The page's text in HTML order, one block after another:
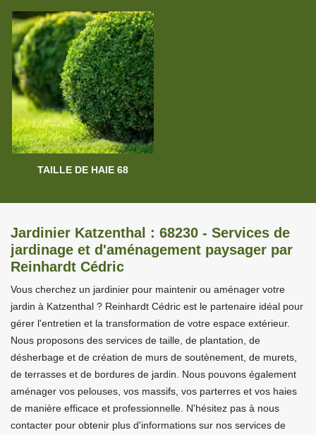
TAILLE DE HAIE 68
Jardinier Katzenthal : 68230 - Services de
jardinage et d'aménagement paysager par
Reinhardt Cédric
Vous cherchez un jardinier pour maintenir ou aménager votre
jardin à Katzenthal ? Reinhardt Cédric est le partenaire idéal pour
gérer l'entretien et la transformation de votre espace extérieur.
Nous proposons des services de taille, de plantation, de
désherbage et de création de murs de soutènement, de murets,
de terrasses et de bordures de jardin. Nous pouvons également
aménager vos pelouses, vos massifs, vos parterres et vos haies
de manière efficace et professionnelle. N'hésitez pas à nous
contacter pour obtenir plus d'informations sur nos services de